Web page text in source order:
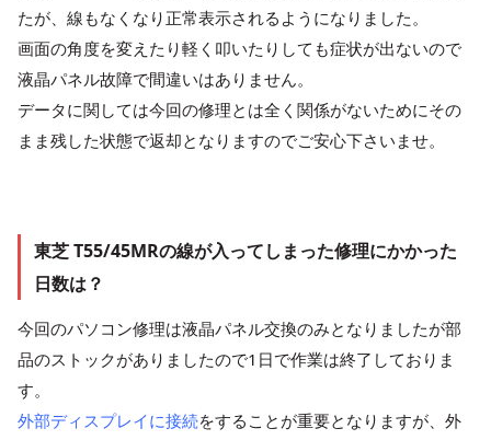
たが、線もなくなり正常表示されるようになりました。
画面の角度を変えたり軽く叩いたりしても症状が出ないので
液晶パネル故障で間違いはありません。
データに関しては今回の修理とは全く関係がないためにその
まま残した状態で返却となりますのでご安心下さいませ。
東芝 T55/45MRの線が入ってしまった修理にかかった
日数は？
今回のパソコン修理は液晶パネル交換のみとなりましたが部
品のストックがありましたので1日で作業は終了しておりま
す。
外部ディスプレイに接続をすることが重要となりますが、外